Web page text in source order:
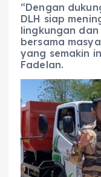
“Dengan
DLH siap
lingkungan
bersama
yang semakin
Fadelan.